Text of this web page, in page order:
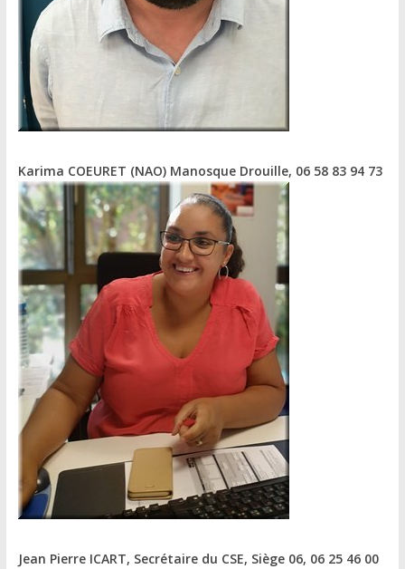
Karima COEURET (NAO)Manosque Drouille, 06 58 83 94 73
Jean Pierre ICART, Secrétaire du CSE, Siège 06, 06 25 46 00